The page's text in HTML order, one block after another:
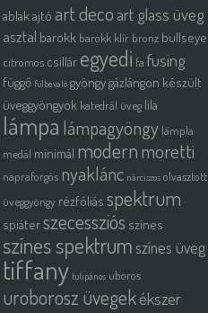
ablakajtó art deco art glass üveg
asztal barokk barokk klír bronz bullseye
citromos csillár egyedi fa fusing
függő fülbevaló gyöngygázlángon készült
üveggyöngyök katedrál üveg lila
lámpa lámpagyöngy lámpla
medál minimál modernmoretti
napraforgós nyaklánc nárciszos olvasztott
üveggyöngy rézfóliás spektrum
spiáterszecessziós színes
színes spektrumszínes üveg
tiffany tulipános uboros
uroborosz üvegekékszer